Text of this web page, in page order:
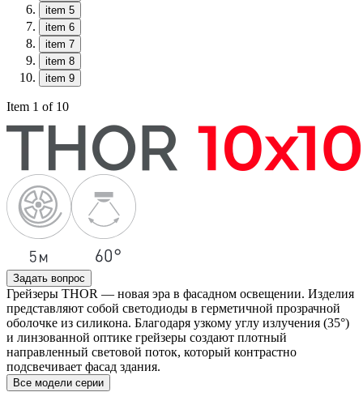
item 5
item 6
item 7
item 8
item 9
Item 1 of 10
Задать вопрос
Грейзеры THOR — новая эра в фасадном освещении. Изделия
представляют собой светодиоды в герметичной прозрачной
оболочке из силикона. Благодаря узкому углу излучения (35°)
и линзованной оптике грейзеры создают плотный
направленный световой поток, который контрастно
подсвечивает фасад здания.
Все модели серии